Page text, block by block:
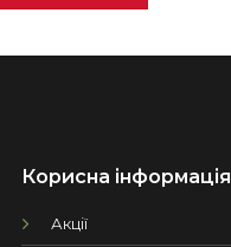
Корисна інформація
Акції